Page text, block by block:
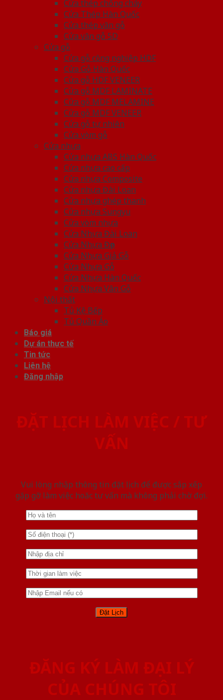
Cửa thép chống cháy
Cửa Thép Hàn Quốc
Cửa thép vân gỗ
Cửa vân gỗ 5D
Cửa gỗ
Cửa gỗ công nghiệp HDF
Cửa Gỗ Hàn Quốc
Cửa gỗ HDF VENEER
Cửa gỗ MDF LAMINATE
Cửa gỗ MDF MELAMINE
Cửa gỗ MDF VENEER
Cửa gỗ tự nhiên
Cửa vòm gỗ
Cửa nhựa
Cửa nhựa ABS Hàn Quốc
Cửa nhựa cao cấp
Cửa nhựa Composite
Cửa nhựa Đài Loan
Cửa nhựa ghép thanh
Cửa nhựa Sungyu
Cửa vòm nhựa
Cửa Nhựa Đài Loan
Cửa Nhựa Đẹp
Cửa Nhựa Giả Gỗ
Cửa Nhựa Gỗ
Cửa Nhựa Hàn Quốc
Cửa Nhựa Vân Gỗ
Nội thất
Tủ Kệ Bếp
Tủ Quần Áo
Báo giá
Dự án thực tế
Tin tức
Liên hệ
Đăng nhập
ĐẶT LỊCH LÀM VIỆC / TƯ
VẤN
Vui lòng nhập thông tin đặt lịch để được sắp xếp
gặp gỡ làm việc hoăc tư vấn mà không phải chờ đợi.
ĐĂNG KÝ LÀM ĐẠI LÝ
CỦA CHÚNG TÔI